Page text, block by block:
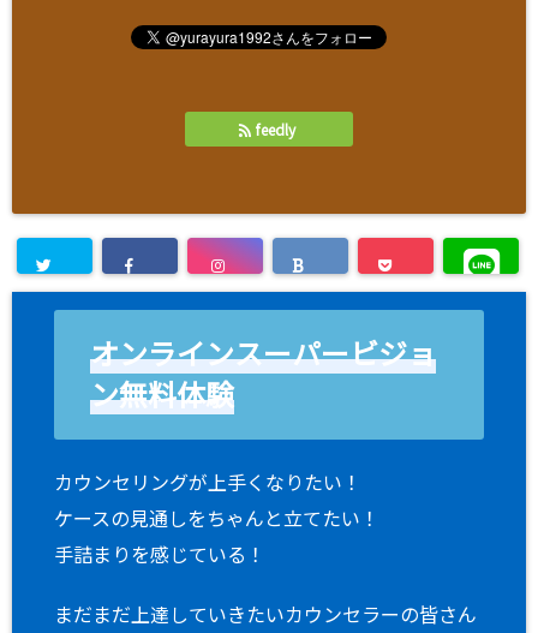
feedly
オンラインスーパービジョ
ン無料体験
カウンセリングが上手くなりたい！
ケースの見通しをちゃんと立てたい！
手詰まりを感じている！
まだまだ上達していきたいカウンセラーの皆さん